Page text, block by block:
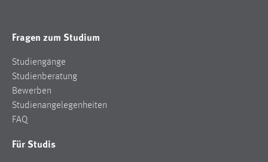
Fragen zum Studium
Studiengänge
Studienberatung
Bewerben
Studienangelegenheiten
FAQ
Für Studis